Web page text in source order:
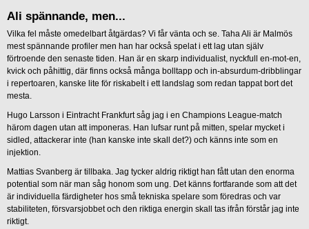
Ali spännande, men...
Vilka fel måste omedelbart åtgärdas? Vi får vänta och se. Taha Ali är Malmös
mest spännande profiler men han har också spelat i ett lag utan själv
förtroende den senaste tiden. Han är en skarp individualist, nyckfull en-mot-en,
kvick och påhittig, där finns också många bolltapp och in-absurdum-dribblingar
i repertoaren, kanske lite för riskabelt i ett landslag som redan tappat bort det
mesta.
Hugo Larsson i Eintracht Frankfurt såg jag i en Champions League-match
härom dagen utan att imponeras. Han lufsar runt på mitten, spelar mycket i
sidled, attackerar inte (han kanske inte skall det?) och känns inte som en
injektion.
Mattias Svanberg är tillbaka. Jag tycker aldrig riktigt han fått utan den enorma
potential som när man såg honom som ung. Det känns fortfarande som att det
är individuella färdigheter hos små tekniska spelare som föredras och var
stabiliteten, försvarsjobbet och den riktiga energin skall tas ifrån förstår jag inte
riktigt.